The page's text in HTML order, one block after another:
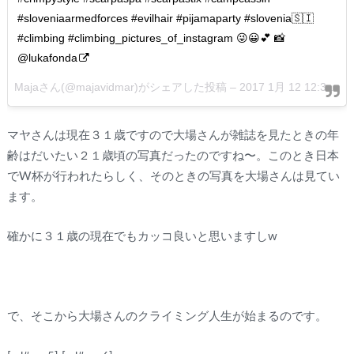
#sloveniaarmedforces #evilhair #pijamaparty #slovenia🇸🇮
#climbing #climbing_pictures_of_instagram 😜😀💕 📸
@lukafonda
Majaさん(@majavidmar)がシェアした投稿 – 2017 1月 12 12:30午後 PST
マヤさんは現在３１歳ですので大場さんが雑誌を見たときの年
齢はだいたい２１歳頃の写真だったのですね〜。このとき日本
でW杯が行われたらしく、そのときの写真を大場さんは見てい
ます。
確かに３１歳の現在でもカッコ良いと思いますしw
で、そこから大場さんのクライミング人生が始まるのです。